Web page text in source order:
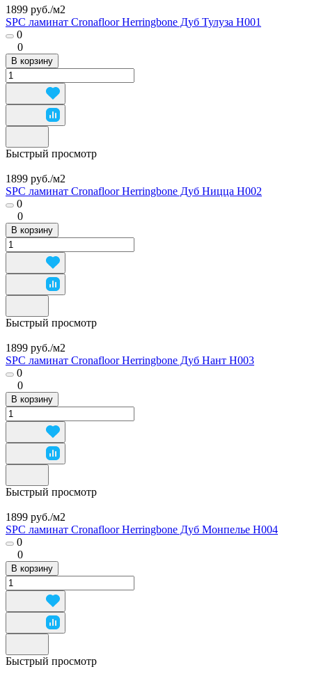
1899 руб./м2
SPC ламинат Cronafloor Herringbone Дуб Тулуза H001
0
0
В корзину
Быстрый просмотр
1899 руб./м2
SPC ламинат Cronafloor Herringbone Дуб Ницца H002
0
0
В корзину
Быстрый просмотр
1899 руб./м2
SPC ламинат Cronafloor Herringbone Дуб Нант H003
0
0
В корзину
Быстрый просмотр
1899 руб./м2
SPC ламинат Cronafloor Herringbone Дуб Монпелье H004
0
0
В корзину
Быстрый просмотр